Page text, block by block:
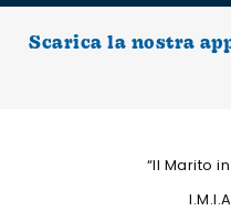
Scarica la nostra
“Il Marito